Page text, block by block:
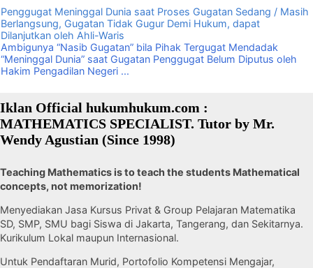
Penggugat Meninggal Dunia saat Proses Gugatan Sedang / Masih
Berlangsung, Gugatan Tidak Gugur Demi Hukum, dapat
Dilanjutkan oleh Ahli-Waris
Ambigunya “Nasib Gugatan” bila Pihak Tergugat Mendadak
“Meninggal Dunia” saat Gugatan Penggugat Belum Diputus oleh
Hakim Pengadilan Negeri ...
Iklan Official hukumhukum.com :
MATHEMATICS SPECIALIST. Tutor by Mr.
Wendy Agustian (Since 1998)
Teaching Mathematics is to teach the students Mathematical
concepts, not memorization!
Menyediakan Jasa Kursus Privat & Group Pelajaran Matematika
SD, SMP, SMU bagi Siswa di Jakarta, Tangerang, dan Sekitarnya.
Kurikulum Lokal maupun Internasional.
Untuk Pendaftaran Murid, Portofolio Kompetensi Mengajar,